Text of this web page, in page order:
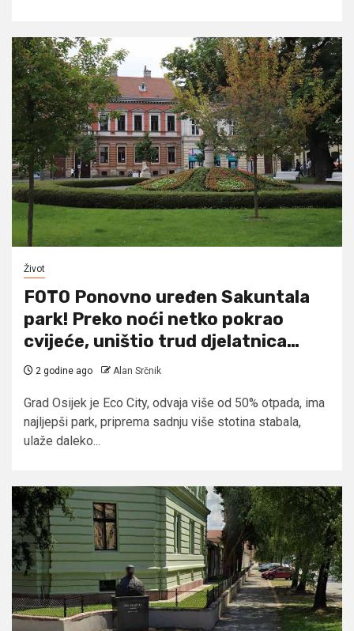
Život
FOTO Ponovno uređen Sakuntala
park! Preko noći netko pokrao
cvijeće, uništio trud djelatnica…
2 godine ago Alan Srčnik
Grad Osijek je Eco City, odvaja više od 50% otpada, ima
najljepši park, priprema sadnju više stotina stabala,
ulaže daleko...